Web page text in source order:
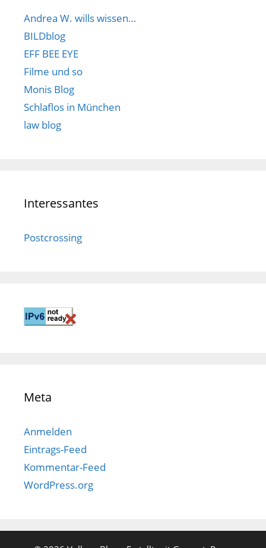
Andrea W. wills wissen…
BILDblog
EFF BEE EYE
Filme und so
Monis Blog
Schlaflos in München
law blog
Interessantes
Postcrossing
Meta
Anmelden
Eintrags-Feed
Kommentar-Feed
WordPress.org